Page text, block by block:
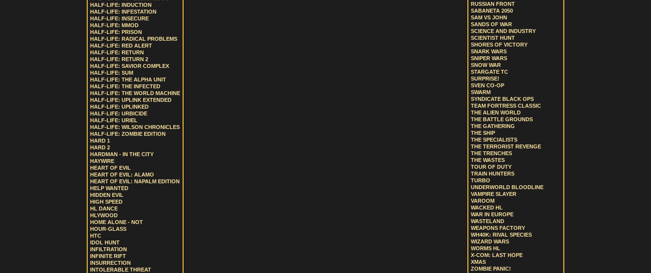
HALF-LIFE: INDUCTION
HALF-LIFE: INFESTATION
HALF-LIFE: INSECURE
HALF-LIFE: MMOD
HALF-LIFE: PRISON
HALF-LIFE: RADICAL PROBLEMS
HALF-LIFE: RED ALERT
HALF-LIFE: RETURN
HALF-LIFE: RETURN 2
HALF-LIFE: SAVIOR COMPLEX
HALF-LIFE: SUM
HALF-LIFE: THE ALPHA UNIT
HALF-LIFE: THE INFECTED
HALF-LIFE: THE WORLD MACHINE
HALF-LIFE: UPLINK EXTENDED
HALF-LIFE: UPLINKED
HALF-LIFE: URBICIDE
HALF-LIFE: URIEL
HALF-LIFE: WILSON CHRONICLES
HALF-LIFE: ZOMBIE EDITION
HARD 1
HARD 2
HARDMAN - IN THE CITY
HAYWIRE
HEART OF EVIL
HEART OF EVIL: ALAMO
HEART OF EVIL: NAPALM EDITION
HELP WANTED
HIDDEN EVIL
HIGH SPEED
HL DANCE
HLYWOOD
HOME ALONE - NOT
HOUR-GLASS
HTC
IDOL HUNT
INFILTRATION
INFINITE RIFT
INSURRECTION
INTOLERABLE THREAT
RUSSIAN FRONT
SABANETA 2050
SAM VS JOHN
SANDS OF WAR
SCIENCE AND INDUSTRY
SCIENTIST HUNT
SHORES OF VICTORY
SNARK WARS
SNIPER WARS
SNOW WAR
STARGATE TC
SURPRISE!
SVEN CO-OP
SWARM
SYNDICATE BLACK OPS
TEAM FORTRESS CLASSIC
THE ALIEN WORLD
THE BATTLE GROUNDS
THE GATHERING
THE SHIP
THE SPECIALISTS
THE TERRORIST REVENGE
THE TRENCHES
THE WASTES
TOUR OF DUTY
TRAIN HUNTERS
TURBO
UNDERWORLD BLOODLINE
VAMPIRE SLAYER
VAROOM
WACKED HL
WAR IN EUROPE
WASTELAND
WEAPONS FACTORY
WH40K: RIVAL SPECIES
WIZARD WARS
WORMS HL
X-COM: LAST HOPE
XMAS
ZOMBIE PANIC!